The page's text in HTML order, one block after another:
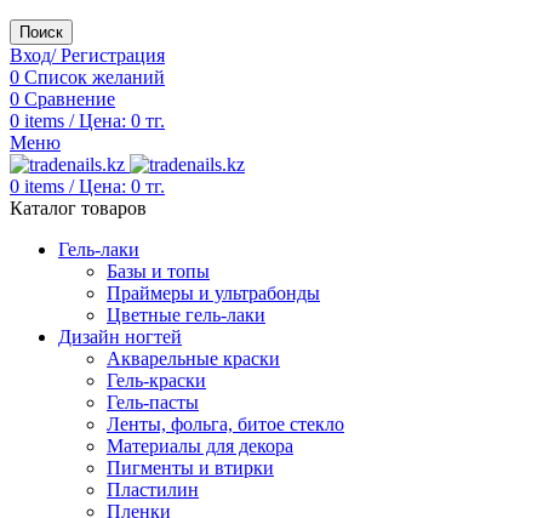
Поиск
Вход/ Регистрация
0 Список желаний
0 Сравнение
0 items / Цена: 0 тг.
Меню
0 items / Цена: 0 тг.
Каталог товаров
Гель-лаки
Базы и топы
Праймеры и ультрабонды
Цветные гель-лаки
Дизайн ногтей
Акварельные краски
Гель-краски
Гель-пасты
Ленты, фольга, битое стекло
Материалы для декора
Пигменты и втирки
Пластилин
Пленки